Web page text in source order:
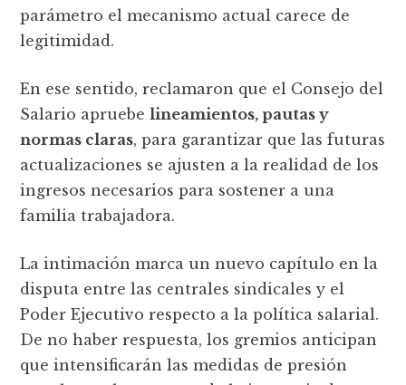
parámetro el mecanismo actual carece de
legitimidad.
En ese sentido, reclamaron que el Consejo del
Salario apruebelineamientos, pautas y
normas claras, para garantizar que las futuras
actualizaciones se ajusten a la realidad de los
ingresos necesarios para sostener a una
familia trabajadora.
La intimación marca un nuevo capítulo en la
disputa entre las centrales sindicales y el
Poder Ejecutivo respecto a la política salarial.
De no haber respuesta, los gremios anticipan
que intensificarán las medidas de presión